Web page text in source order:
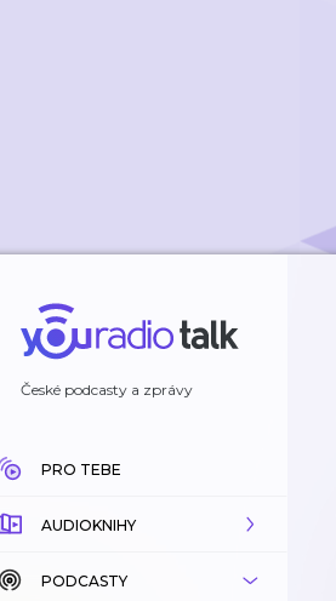
České podcasty a zprávy
PRO TEBE
AUDIOKNIHY
KATALOG
PODCASTY